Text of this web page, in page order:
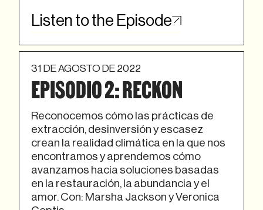
Listen to the Episode
31 DE AGOSTO DE 2022
EPISODIO 2: RECKON
Reconocemos cómo las prácticas de
extracción, desinversión y escasez
crean la realidad climática en la que nos
encontramos y aprendemos cómo
avanzamos hacia soluciones basadas
en la restauración, la abundancia y el
amor. Con: Marsha Jackson y Veronica